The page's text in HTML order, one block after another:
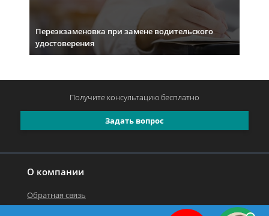
Переэкзаменовка при замене водительского
удостоверения
О компании
Обратная связь
Задать вопрос
Получите консультациюбесплатно